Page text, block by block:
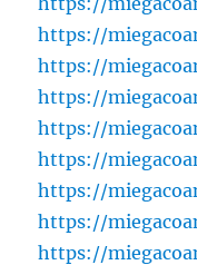
https://
https://
https://
https://
https://
https://
https://
https://